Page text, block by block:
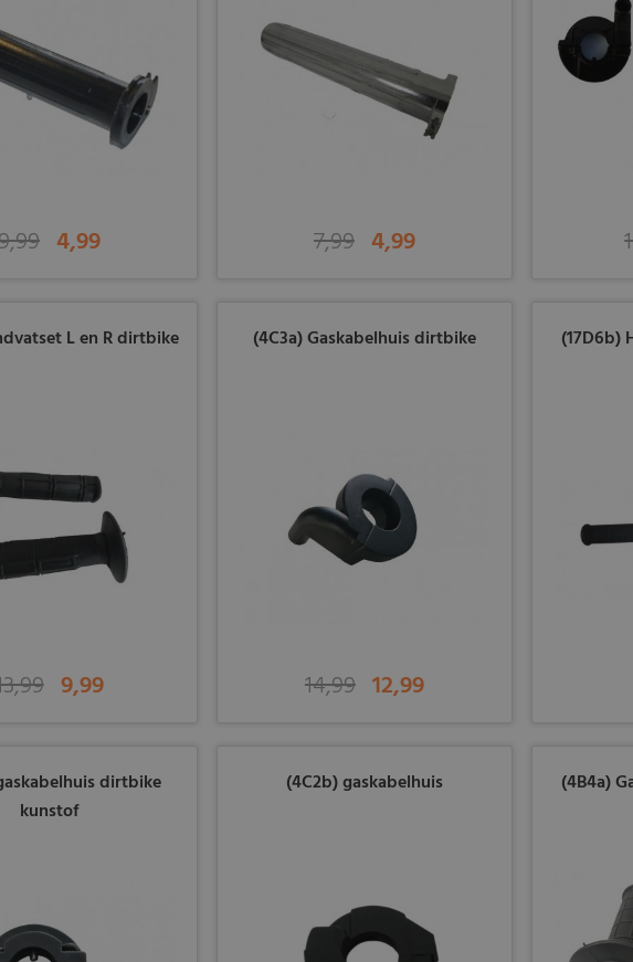
4,99 7,99 4,99
L en R dirtbike
9,99
(4C3a) Gaskabelhuis dirtbike
14,99 12,99
(17D6b)
dirtbike
kunstof
(4C2b) gaskabelhuis (4B4a)